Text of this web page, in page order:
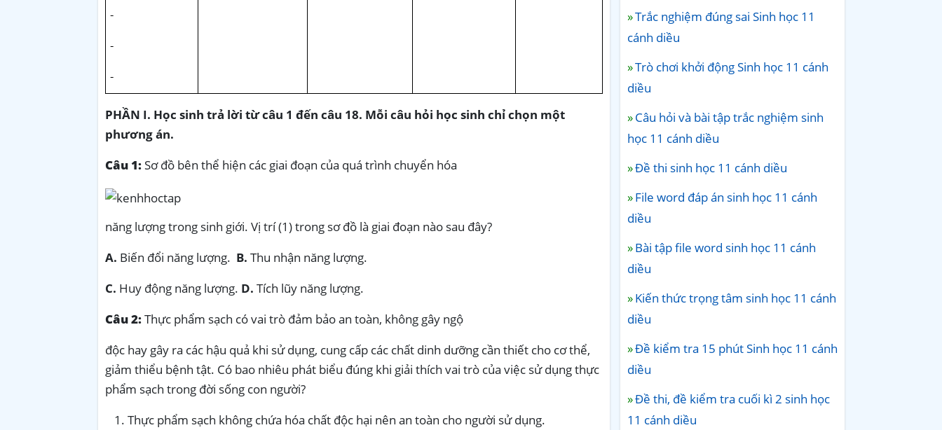
PHẦN I. Học sinh trả lời từ câu 1 đến câu 18. Mỗi câu hỏi học sinh chỉ chọn một
phương án.
Câu 1:Sơ đồ bên thể hiện các giai đoạn của quá trình chuyển hóa
năng lượng trong sinh giới. Vị trí (1) trong sơ đồ là giai đoạn nào sau đây?
A. Biến đổi năng lượng. B. Thu nhận năng lượng.
C. Huy động năng lượng. D. Tích lũy năng lượng.
Câu 2:Thực phẩm sạch có vai trò đảm bảo an toàn, không gây ngộ
độc hay gây ra các hậu quả khi sử dụng, cung cấp các chất dinh dưỡng cần thiết cho cơ thể,
giảm thiểu bệnh tật. Có bao nhiêu phát biểu đúng khi giải thích vai trò của việc sử dụng thực
phẩm sạch trong đời sống con người?
Thực phẩm sạch không chứa hóa chất độc hại nên an toàn cho người sử dụng.
Trắc nghiệm đúng sai Sinh học 11
cánh diều
Trò chơi khởi động Sinh học 11 cánh
diều
Câu hỏi và bài tập trắc nghiệm sinh
học 11 cánh diều
Đề thi sinh học 11 cánh diều
File word đáp án sinh học 11 cánh
diều
Bài tập file word sinh học 11 cánh
diều
Kiến thức trọng tâm sinh học 11 cánh
diều
Đề kiểm tra 15 phút Sinh học 11 cánh
diều
Đề thi, đề kiểm tra cuối kì 2 sinh học
11 cánh diều